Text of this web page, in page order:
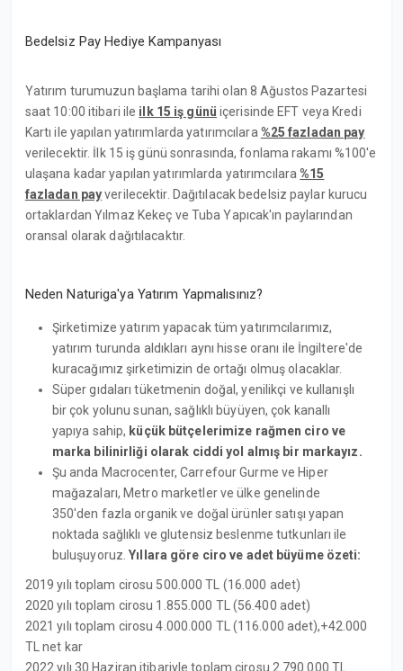
Bedelsiz Pay Hediye Kampanyası
Yatırım turumuzun başlama tarihi olan 8 Ağustos Pazartesi
saat 10:00 itibari ile ilk 15 iş günü içerisinde EFT veya Kredi
Kartı ile yapılan yatırımlarda yatırımcılara%25 fazladan pay
verilecektir. İlk 15 iş günü sonrasında, fonlama rakamı %100'e
ulaşana kadar yapılan yatırımlarda yatırımcılara%15
fazladan pay verilecektir. Dağıtılacak bedelsiz paylar kurucu
ortaklardan Yılmaz Kekeç ve Tuba Yapıcak'ın paylarından
oransal olarak dağıtılacaktır.
Neden Naturiga'ya Yatırım Yapmalısınız?
Şirketimize yatırım yapacak tüm yatırımcılarımız,
yatırım turunda aldıkları aynı hisse oranı ile İngiltere'de
kuracağımız şirketimizin de ortağı olmuş olacaklar.
Süper gıdaları tüketmenin doğal, yenilikçi ve kullanışlı
bir çok yolunu sunan, sağlıklı büyüyen, çok kanallı
yapıya sahip, küçük bütçelerimize rağmen ciro ve
marka bilinirliği olarak ciddi yol almış bir markayız.
Şu anda Macrocenter, Carrefour Gurme ve Hiper
mağazaları, Metro marketler ve ülke genelinde
350'den fazla organik ve doğal ürünler satışı yapan
noktada sağlıklı ve glutensiz beslenme tutkunları ile
buluşuyoruz.Yıllara göre ciro ve adet büyüme özeti:
2019 yılı toplam cirosu 500.000 TL (16.000 adet)
2020 yılı toplam cirosu 1.855.000 TL (56.400 adet)
2021 yılı toplam cirosu 4.000.000 TL (116.000 adet),+42.000
TL net kar
2022 yılı 30 Haziran itibariyle toplam cirosu 2.790.000 TL